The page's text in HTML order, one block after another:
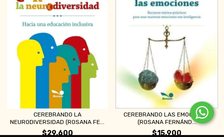
CEREBRANDO LA
NEURODIVERSIDAD (ROSANA FE...
$29.600
CEREBRANDO LAS EMOCIONES
(ROSANA FERNÁND...
$15.900